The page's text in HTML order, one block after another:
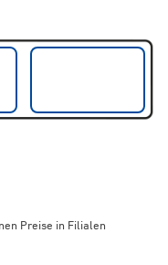
Preise in Filialen